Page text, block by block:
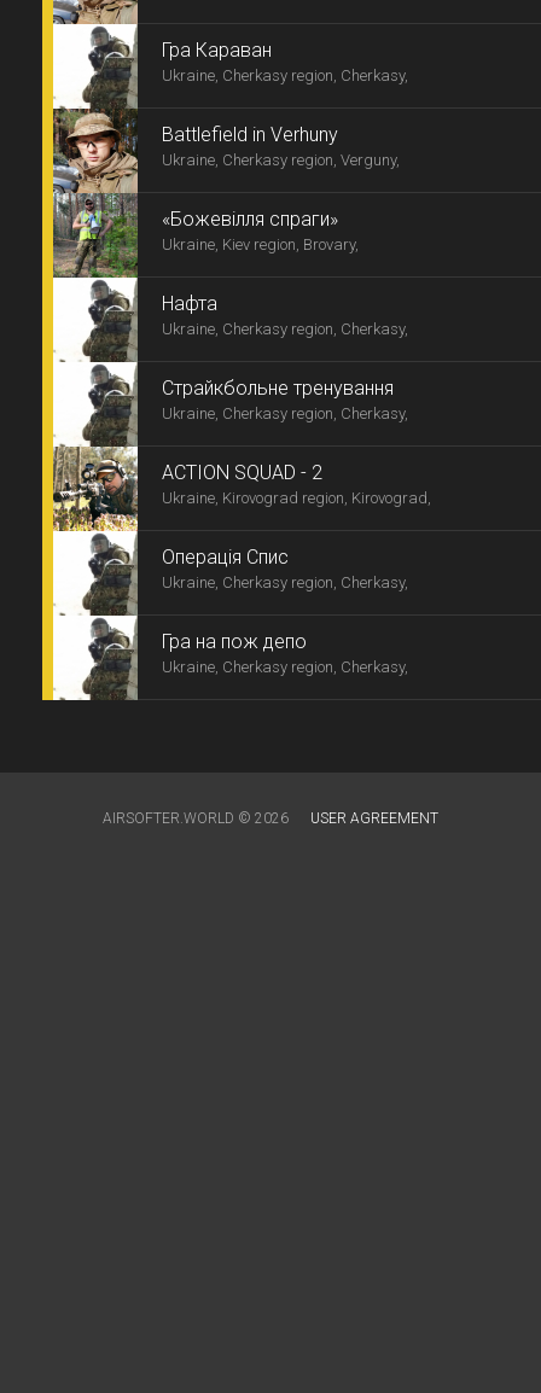
Гра Караван
Ukraine, Cherkasy region, Cherkasy,
Battlefield in Verhuny
Ukraine, Cherkasy region, Verguny,
«Божевілля спраги»
Ukraine, Kiev region, Brovary,
Нафта
Ukraine, Cherkasy region, Cherkasy,
Страйкбольне тренування
Ukraine, Cherkasy region, Cherkasy,
ACTION SQUAD - 2
Ukraine, Kirovograd region, Kirovograd,
Операція Спис
Ukraine, Cherkasy region, Cherkasy,
Гра на пож депо
Ukraine, Cherkasy region, Cherkasy,
AIRSOFTER.WORLD © 2026 USER AGREEMENT